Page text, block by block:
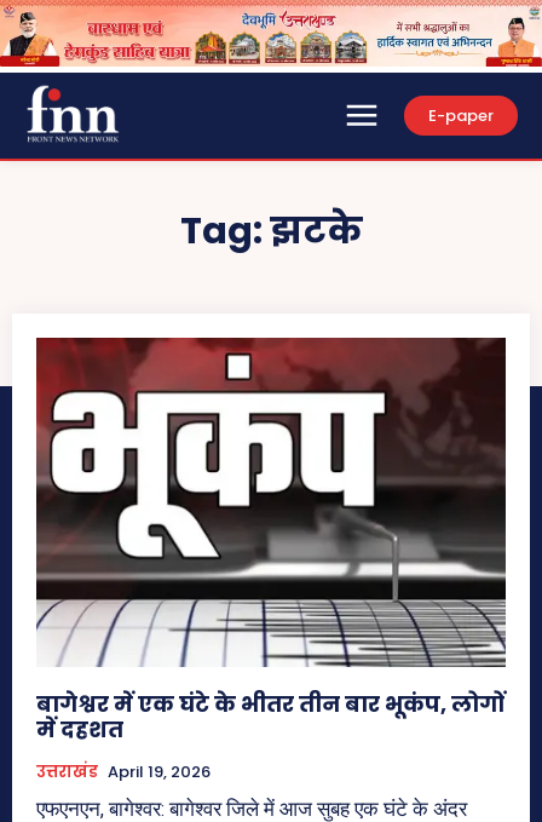
E-paper
Tag:झटके
बागेश्वर में एक घंटे के भीतर तीन बार भूकंप, लोगों
में दहशत
उत्तराखंड April 19, 2026
एफएनएन, बागेश्वर: बागेश्वर जिले में आज सुबह एक घंटे के अंदर